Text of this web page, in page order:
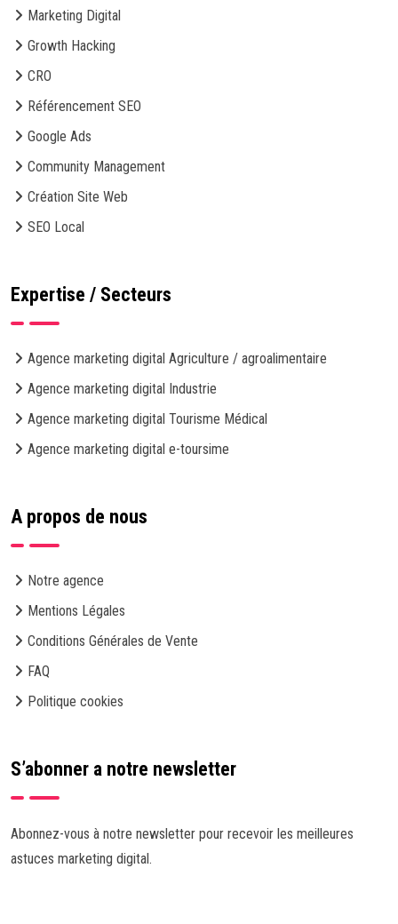
Marketing Digital
Growth Hacking
CRO
Référencement SEO
Google Ads
Community Management
Création Site Web
SEO Local
Expertise / Secteurs
Agence marketing digital Agriculture / agroalimentaire
Agence marketing digital Industrie
Agence marketing digital Tourisme Médical
Agence marketing digital e-toursime
A propos de nous
Notre agence
Mentions Légales
Conditions Générales de Vente
FAQ
Politique cookies
S’abonner a notre newsletter
Abonnez-vous à notre newsletter pour recevoir les meilleures
astuces marketing digital.